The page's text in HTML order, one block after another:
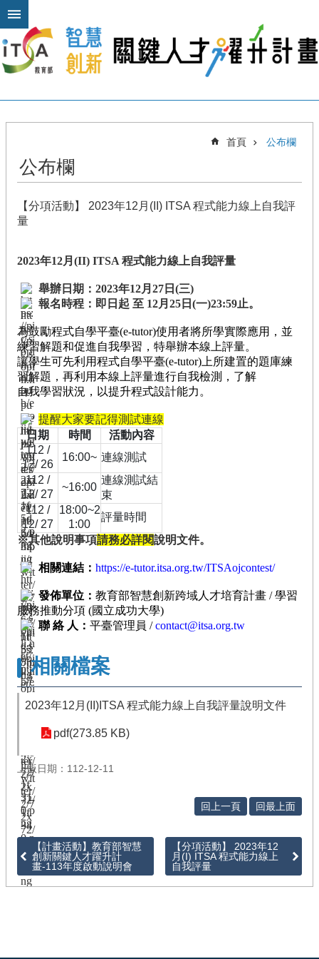
跳到主要內容區塊
進
搜
尋
本
計
公
畫
平
臺
競
賽
評
量
活
動
花
絮
知
識
地
圖
前
期
計
畫
徵
件
管
首
頁
網
站
導
首頁 公布欄
公布欄
【分項活動】 2023年12月(II) ITSA 程式能力線上自我評
量
2023年12月(II) ITSA 程式能力線上自我評量
舉辦日期：2023年12月27日(三)
報名時程：即日起 至 12月25日(一)23:59止。
為鼓勵程式自學平臺(e-tutor)使用者將所學實際應用，並
練習解題和促進自我學習，特舉辦本線上評量。
讓學生可先利用程式自學平臺(e-tutor)上所建置的題庫練
習解題，再利用本線上評量進行自我檢測，了解
自我學習狀況，以提升程式設計能力。
提醒大家要記得測試連線
日期
時間
活動內容
112 /
12/ 26
16:00~ 連線測試
112 /
12/ 27
~16:00
連線測試結
束
112 /
12/ 27
18:00~2
1:00
評量時間
※其他說明事項請務必詳閱說明文件。
相關連結： https://e-tutor.itsa.org.tw/ITSAojcontest/
發佈單位： 教育部智慧創新跨域人才培育計畫 / 學習
服務推動分項 (國立成功大學)
聯 絡 人： 平臺管理員 /contact@itsa.org.tw
相關檔案
2023年12月(II)ITSA 程式能力線上自我評量說明文件
pdf(273.85 KB)
上版日期：112-12-11
回上一頁 回最上面
【計畫活動】教育部智慧
創新關鍵人才躍升計
畫-113年度啟動說明會
【分項活動】 2023年12
月(I) ITSA 程式能力線上
自我評量